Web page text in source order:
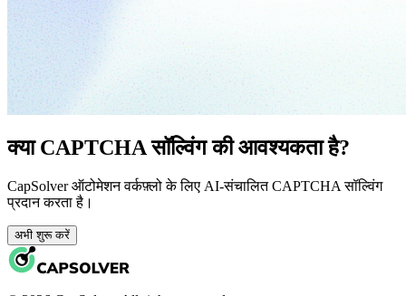
क्या CAPTCHA सॉल्विंग की आवश्यकता है?
CapSolver ऑटोमेशन वर्कफ़्लो के लिए AI-संचालित CAPTCHA सॉल्विंग
प्रदान करता है।
अभी शुरू करें